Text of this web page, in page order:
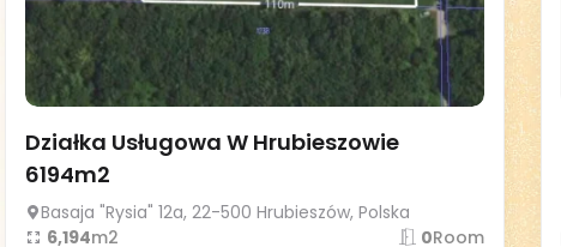
Działka Usługowa W Hrubieszowie
6194m2
Basaja "Rysia" 12a, 22-500 Hrubieszów, Polska
m2
6,194 Room
0